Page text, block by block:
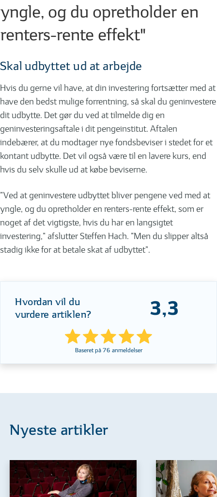
yngle, og du opretholder en
renters-rente effekt"
Skal udbyttet ud at arbejde
Hvis du gerne vil have, at din investering fortsætter med at
have den bedst mulige forrentning, så skal du geninvestere
dit udbytte. Det gør du ved at tilmelde dig en
geninvesteringsaftale i dit pengeinstitut. Aftalen
indebærer, at du modtager nye fondsbeviser i stedet for et
kontant udbytte. Det vil også være til en lavere kurs, end
hvis du selv skulle ud at købe beviserne.
”Ved at geninvestere udbyttet bliver pengene ved med at
yngle, og du opretholder en renters-rente effekt, som er
noget af det vigtigste, hvis du har en langsigtet
investering,” afslutter Steffen Hach. ”Men du slipper altså
stadig ikke for at betale skat af udbyttet”.
Hvordan vil du
vurdere artiklen?
3,3
Baseret på 76 anmeldelser
Nyeste artikler